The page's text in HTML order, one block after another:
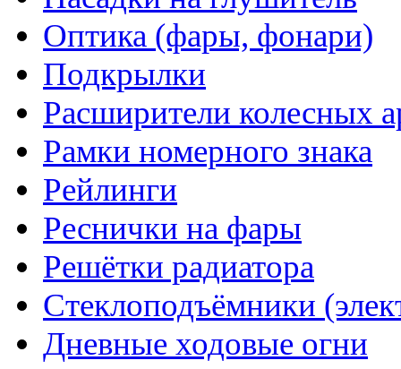
Оптика (фары, фонари)
Подкрылки
Расширители колесных
Рамки номерного знака
Рейлинги
Реснички на фары
Решётки радиатора
Стеклоподъёмники
Дневные ходовые огни